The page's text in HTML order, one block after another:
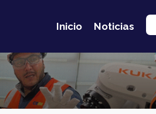
Inicio Noticias